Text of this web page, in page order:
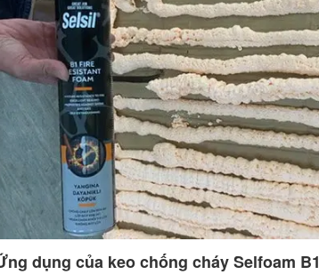
dụng của keo chống cháy Selfoam B1